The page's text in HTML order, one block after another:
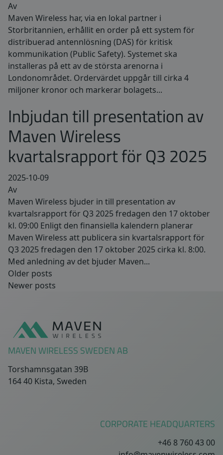
Av
Maven Wireless har, via en lokal partner i
Storbritannien, erhållit en order på ett system för
distribuerad antennlösning (DAS) för kritisk
kommunikation (Public Safety). Systemet ska
installeras på ett av de största arenorna i
Londonområdet. Ordervärdet uppgår till cirka 4
miljoner kronor och markerar bolagets...
Inbjudan till presentation av
Maven Wireless
kvartalsrapport för Q3 2025
2025-10-09
Av
Maven Wireless bjuder in till presentation av
kvartalsrapport för Q3 2025 fredagen den 17 oktober
kl. 09:00 Enligt den finansiella kalendern planerar
Maven Wireless att publicera sin kvartalsrapport för
Q3 2025 fredagen den 17 oktober 2025 cirka kl. 8:00.
Med anledning av det bjuder Maven...
Posts
navigation
Older posts
Newer posts
MAVEN WIRELESS SWEDEN AB
Torshamnsgatan 39B
164 40 Kista, Sweden
CORPORATE HEADQUARTERS
+46 8 760 43 00